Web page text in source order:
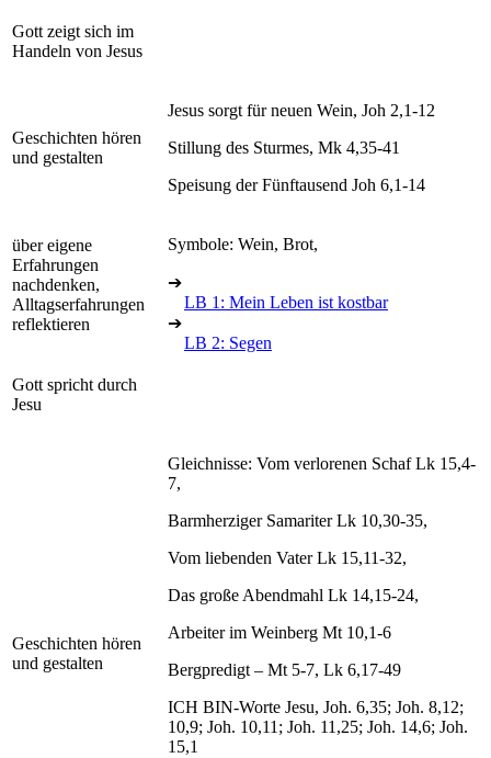
Gott zeigt sich im
Handeln von Jesus
Geschichten hören
und gestalten
Jesus sorgt für neuen Wein, Joh 2,1-12
Stillung des Sturmes, Mk 4,35-41
Speisung der Fünftausend Joh 6,1-14
über eigene
Erfahrungen
nachdenken,
Alltagserfahrungen
reflektieren
Symbole: Wein, Brot,
➔
LB 1: Mein Leben ist kostbar
➔
LB 2: Segen
Gott spricht durch
Jesu
Geschichten hören
und gestalten
Gleichnisse: Vom verlorenen Schaf Lk 15,4-
7,
Barmherziger Samariter Lk 10,30-35,
Vom liebenden Vater Lk 15,11-32,
Das große Abendmahl Lk 14,15-24,
Arbeiter im Weinberg Mt 10,1-6
Bergpredigt – Mt 5-7, Lk 6,17-49
ICH BIN-Worte Jesu, Joh. 6,35; Joh. 8,12;
10,9; Joh. 10,11; Joh. 11,25; Joh. 14,6; Joh.
15,1